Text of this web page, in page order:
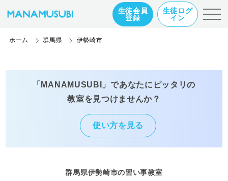
生徒会員
登録
生徒ログ
イン
ホーム 群馬県 伊勢崎市
「MANAMUSUBI」であなたにピッタリの
教室を見つけませんか？
使い方を見る
群馬県伊勢崎市の習い事教室